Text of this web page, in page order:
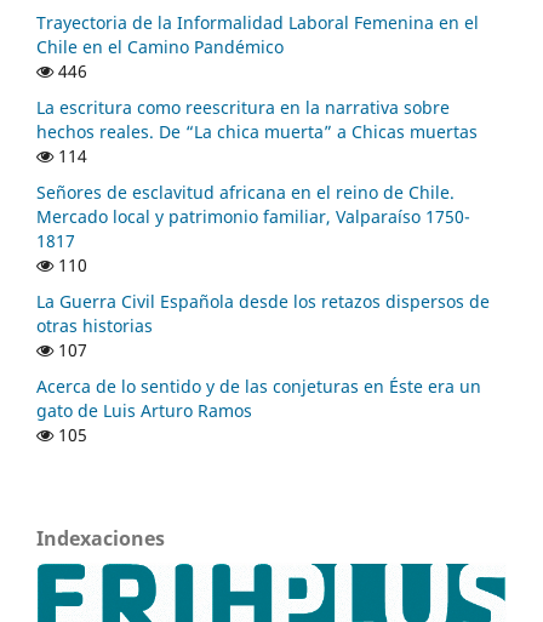
Trayectoria de la Informalidad Laboral Femenina en el
Chile en el Camino Pandémico
446
La escritura como reescritura en la narrativa sobre
hechos reales. De “La chica muerta” a Chicas muertas
114
Señores de esclavitud africana en el reino de Chile.
Mercado local y patrimonio familiar, Valparaíso 1750-
1817
110
La Guerra Civil Española desde los retazos dispersos de
otras historias
107
Acerca de lo sentido y de las conjeturas en Éste era un
gato de Luis Arturo Ramos
105
Indexaciones